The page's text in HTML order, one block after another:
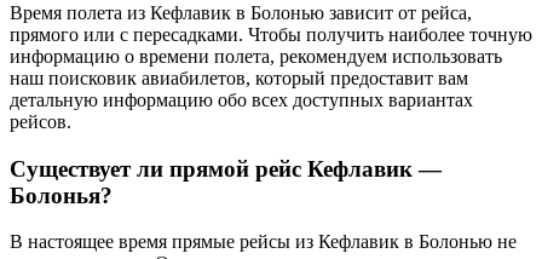
Время полета из Кефлавик в Болонью зависит от рейса,
прямого или с пересадками. Чтобы получить наиболее точную
информацию о времени полета, рекомендуем использовать
наш поисковик авиабилетов, который предоставит вам
детальную информацию обо всех доступных вариантах
рейсов.
Существует ли прямой рейс Кефлавик —
Болонья?
В настоящее время прямые рейсы из Кефлавик в Болонью не